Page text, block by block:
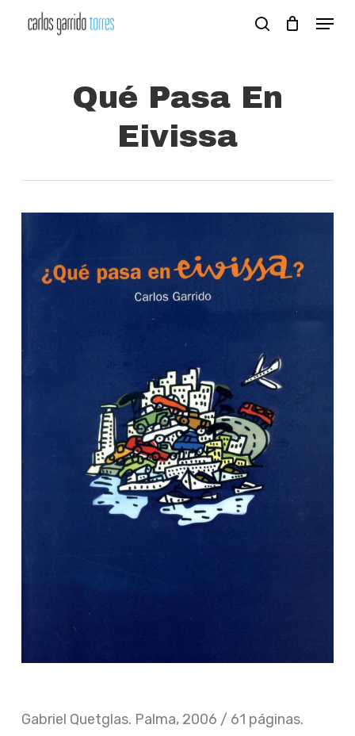
search
Menu
Qué Pasa En
Eivissa
Gabriel Quetglas. Palma, 2006 / 61 páginas.